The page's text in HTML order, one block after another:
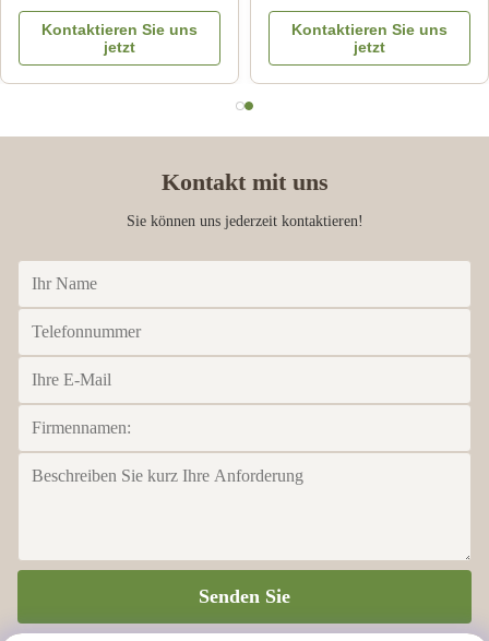
25kg Karton
Nahrungsergänzungsmittel
Kontaktieren Sie uns
jetzt
Bienenprodukte für die
Gesundheitsversorgung
aus Bienenstern
Kontaktieren Sie uns
jetzt
Kontakt mit uns
Sie können uns jederzeit kontaktieren!
Senden Sie